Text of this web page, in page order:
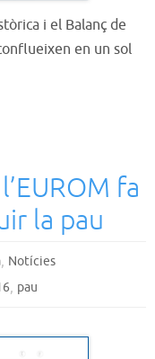
i el Balanç de
en un sol
fa
la pau
, Notícies
, pau